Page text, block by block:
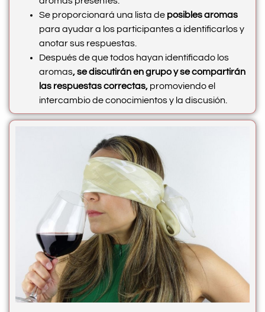
Se proporcionará una lista de posibles aromas
para ayudar a los participantes a identificarlos y
anotar sus respuestas.
Después de que todos hayan identificado los
aromas, se discutirán en grupo y se compartirán
las respuestas correctas, promoviendo el
intercambio de conocimientos y la discusión.